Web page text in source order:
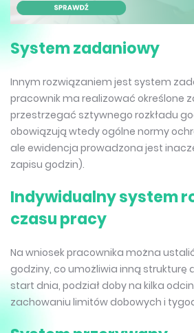
System zadaniowy
Innym rozwiązaniem jest system
pracownik ma realizować określone
przestrzegać sztywnego rozkładu
obowiązują wtedy ogólne normy
ale ewidencja prowadzona jest
zapisu godzin).
Indywidualny system
czasu pracy
Na wniosek pracownika można
godziny, co umożliwia inną strukturę
start dnia, podział doby na kilka
zachowaniu limitów dobowych i